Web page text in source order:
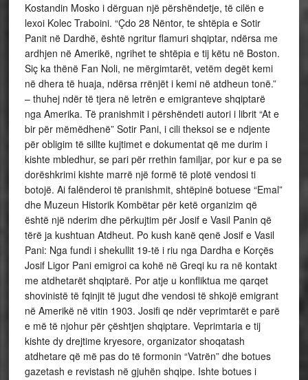
Kostandin Mosko i dërguan një përshëndetje, të cilën e
lexoi Kolec Traboini. “Çdo 28 Nëntor, te shtëpia e Sotir
Panit në Dardhë, është ngritur flamuri shqiptar, ndërsa me
ardhjen në Amerikë, ngrihet te shtëpia e tij këtu në Boston.
Siç ka thënë Fan Noli, ne mërgimtarët, vetëm degët kemi
në dhera të huaja, ndërsa rrënjët i kemi në atdheun tonë.”
– thuhej ndër të tjera në letrën e emigranteve shqiptarë
nga Amerika. Të pranishmit i përshëndeti autori i librit “At e
bir për mëmëdhenë” Sotir Pani, i cili theksoi se e ndjente
për obligim të sillte kujtimet e dokumentat që me durim i
kishte mbledhur, se pari për rrethin familjar, por kur e pa se
dorëshkrimi kishte marrë një formë të plotë vendosi ti
botojë. Ai falënderoi të pranishmit, shtëpinë botuese “Emal”
dhe Muzeun Historik Kombëtar për ketë organizim që
është një nderim dhe përkujtim për Josif e Vasil Panin që
tërë ja kushtuan Atdheut. Po kush kanë qenë Josif e Vasil
Pani: Nga fundi i shekullit 19-të i riu nga Dardha e Korçës
Josif Ligor Pani emigroi ca kohë në Greqi ku ra në kontakt
me atdhetarët shqiptarë. Por atje u konfliktua me qarqet
shovinistë të fqinjit të jugut dhe vendosi të shkojë emigrant
në Amerikë në vitin 1903. Josifi qe ndër veprimtarët e parë
e më të njohur për çështjen shqiptare. Veprimtaria e tij
kishte dy drejtime kryesore, organizator shoqatash
atdhetare që më pas do të formonin “Vatrën” dhe botues
gazetash e revistash në gjuhën shqipe. Ishte botues i